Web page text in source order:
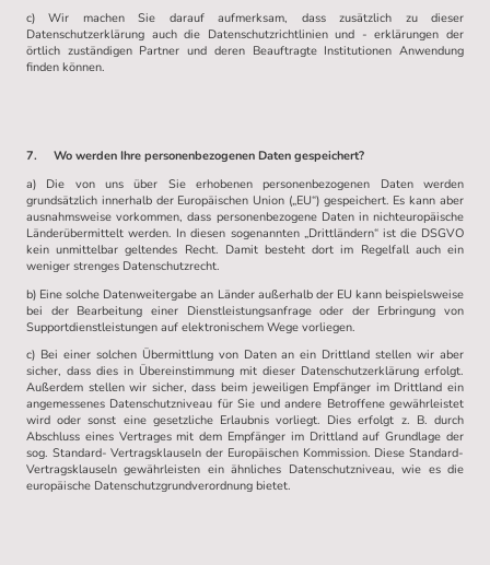
c) Wir machen Sie darauf aufmerksam, dass zusätzlich zu dieser
Datenschutzerklärung auch die Datenschutzrichtlinien und - erklärungen der
örtlich zuständigen Partner und deren Beauftragte Institutionen Anwendung
finden können.
7. Wo werden Ihre personenbezogenen Daten gespeichert?
a) Die von uns über Sie erhobenen personenbezogenen Daten werden
grundsätzlich innerhalb der Europäischen Union („EU“) gespeichert. Es kann aber
ausnahmsweise vorkommen, dass personenbezogene Daten in nichteuropäische
Länderübermittelt werden. In diesen sogenannten „Drittländern“ ist die DSGVO
kein unmittelbar geltendes Recht. Damit besteht dort im Regelfall auch ein
weniger strenges Datenschutzrecht.
b) Eine solche Datenweitergabe an Länder außerhalb der EU kann beispielsweise
bei der Bearbeitung einer Dienstleistungsanfrage oder der Erbringung von
Supportdienstleistungen auf elektronischem Wege vorliegen.
c) Bei einer solchen Übermittlung von Daten an ein Drittland stellen wir aber
sicher, dass dies in Übereinstimmung mit dieser Datenschutzerklärung erfolgt.
Außerdem stellen wir sicher, dass beim jeweiligen Empfänger im Drittland ein
angemessenes Datenschutzniveau für Sie und andere Betroffene gewährleistet
wird oder sonst eine gesetzliche Erlaubnis vorliegt. Dies erfolgt z. B. durch
Abschluss eines Vertrages mit dem Empfänger im Drittland auf Grundlage der
sog. Standard- Vertragsklauseln der Europäischen Kommission. Diese Standard-
Vertragsklauseln gewährleisten ein ähnliches Datenschutzniveau, wie es die
europäische Datenschutzgrundverordnung bietet.